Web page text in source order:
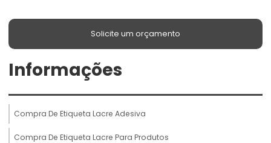
Solicite um orçamento
Informações
Compra De Etiqueta Lacre Adesiva
Compra De Etiqueta Lacre Para Produtos